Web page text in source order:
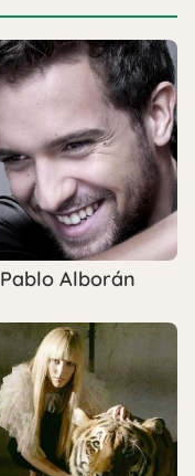
Pablo Alborán